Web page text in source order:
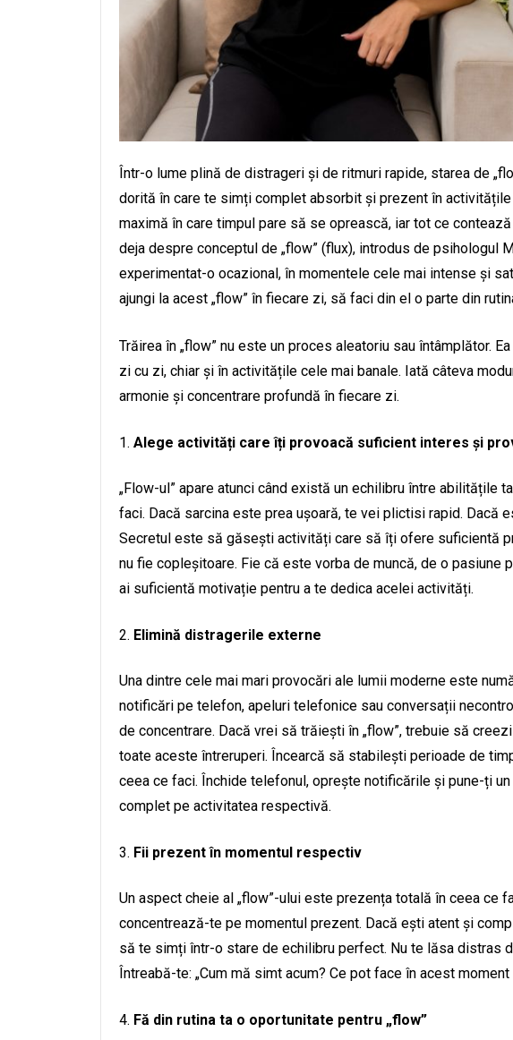
Într-o lume plină de distrageri și de ritmuri rapide, starea de
dorită în care te simți complet absorbit și prezent în
maximă în care timpul pare să se oprească, iar tot ce
deja despre conceptul de „flow” (flux), introdus de psihologul
experimentat-o ocazional, în momentele cele mai intense și
ajungi la acest „flow” în fiecare zi, să faci din el o parte din
Trăirea în „flow” nu este un proces aleatoriu sau întâmplător.
zi cu zi, chiar și în activitățile cele mai banale. Iată câteva
armonie și concentrare profundă în fiecare zi.
Alege activități care îți provoacă suficient interes și
„Flow-ul” apare atunci când există un echilibru între abilitățile
faci. Dacă sarcina este prea ușoară, te vei plictisi rapid. Dacă
Secretul este să găsești activități care să îți ofere suficientă
nu fie copleșitoare. Fie că este vorba de muncă, de o pasiune
ai suficientă motivație pentru a te dedica acelei activități.
Elimină distragerile externe
Una dintre cele mai mari provocări ale lumii moderne este
notificări pe telefon, apeluri telefonice sau conversații
de concentrare. Dacă vrei să trăiești în „flow”, trebuie să
toate aceste întreruperi. Încearcă să stabilești perioade de
ceea ce faci. Închide telefonul, oprește notificările și pune-ți
complet pe activitatea respectivă.
Fii prezent în momentul respectiv
Un aspect cheie al „flow”-ului este prezența totală în ceea ce
concentrează-te pe momentul prezent. Dacă ești atent și
să te simți într-o stare de echilibru perfect. Nu te lăsa distras
Întreabă-te: „Cum mă simt acum? Ce pot face în acest
Fă din rutina ta o oportunitate pentru „flow”